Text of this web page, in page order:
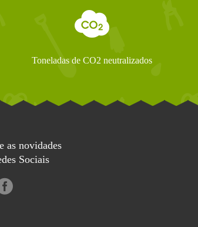
Toneladas de CO2 neutralizados
as novidades
Sociais